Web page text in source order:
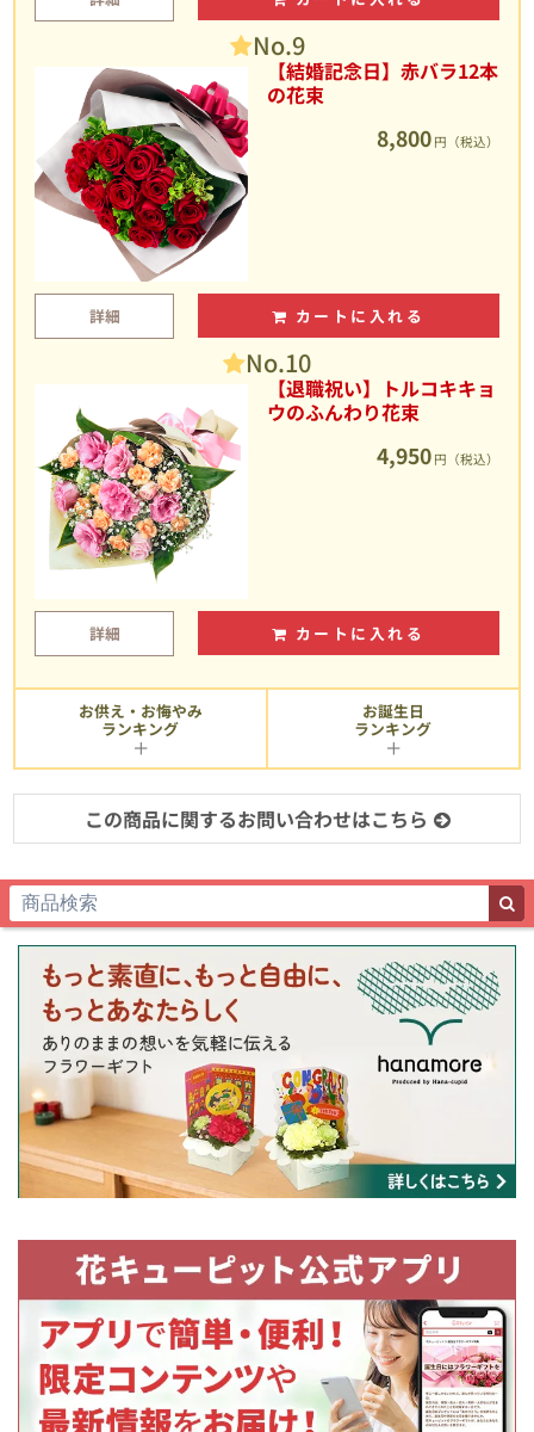
No.9
【結婚記念日】赤バラ12本
の花束
8,800 円（税込）
詳細 カートに入れる
No.10
【退職祝い】トルコキキョ
ウのふんわり花束
4,950 円（税込）
詳細 カートに入れる
お供え・お悔やみ
ランキング
お誕生日
ランキング
この商品に関するお問い合わせはこちら